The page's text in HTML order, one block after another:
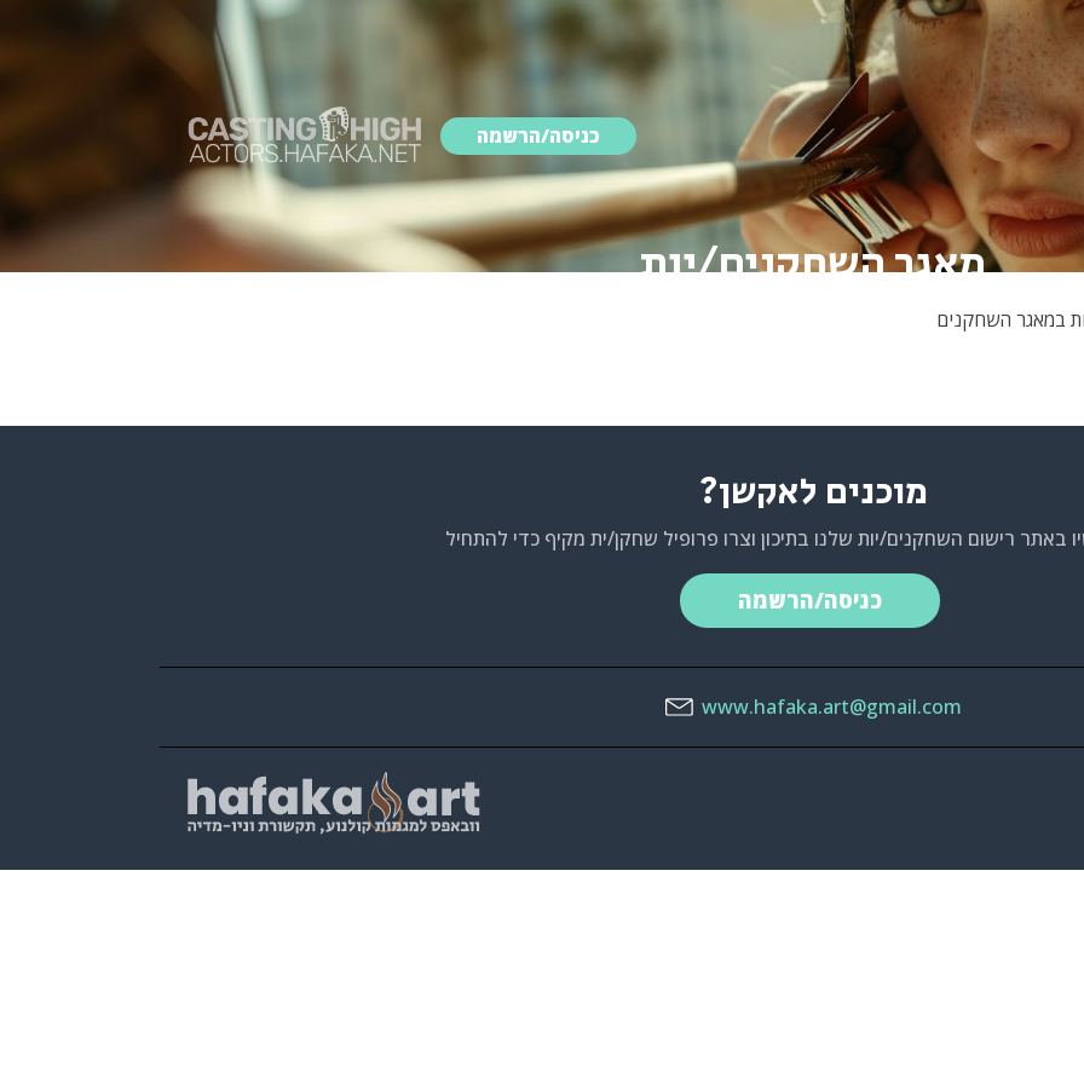
כניסה/הרשמה
מאגר השחקנים/יות
במאגר השחקנים
מוכנים לאקשן?
באתר רישום השחקנים/יות שלנו בתיכון וצרו פרופיל שחקן/ית מקיף כדי להתחיל
כניסה/הרשמה
www.hafaka.art@gmail.com